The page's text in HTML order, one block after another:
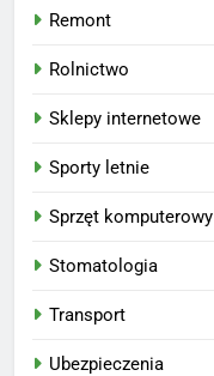
Remont
Rolnictwo
Sklepy internetowe
Sporty letnie
Sprzęt komputerowy
Stomatologia
Transport
Ubezpieczenia